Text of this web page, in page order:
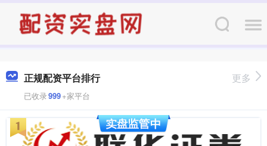
正规配资平台排行
已收录999+家平台
更多